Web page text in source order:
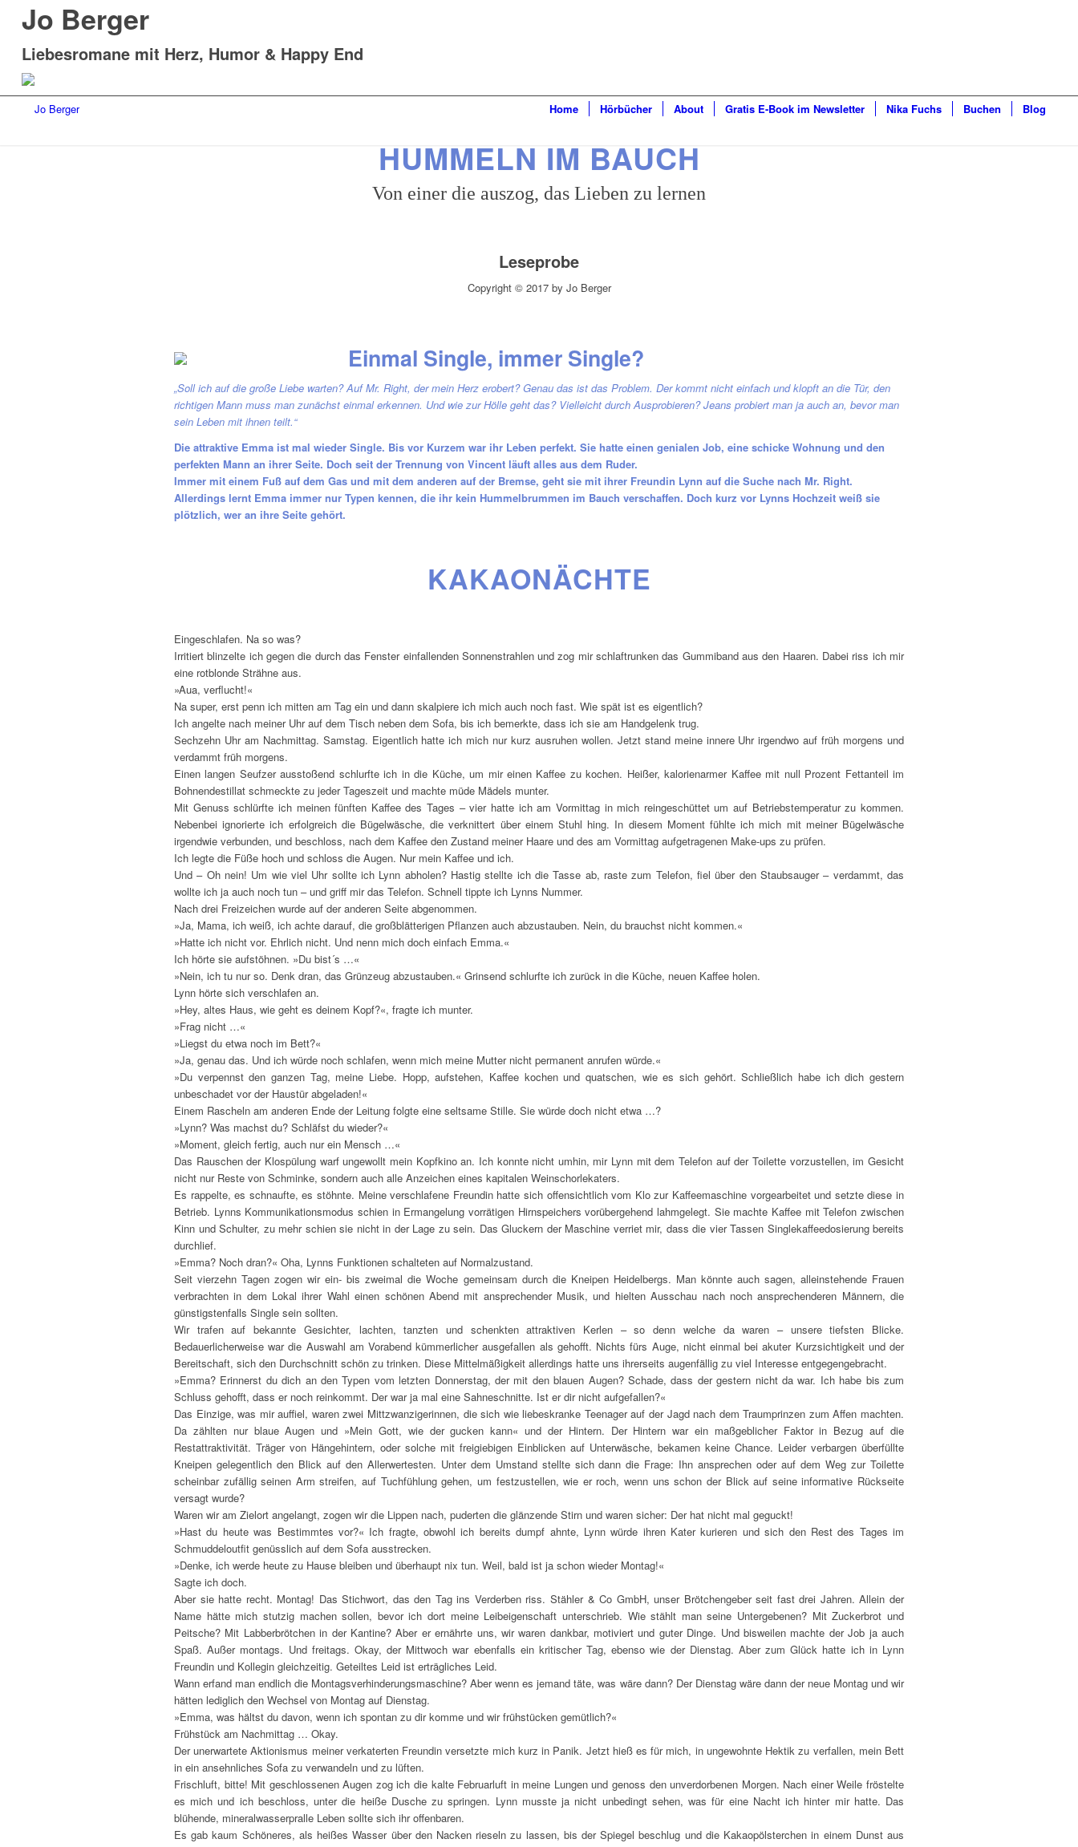
Jo Berger
Liebesromane mit Herz, Humor & Happy End
Home Hörbücher About Gratis E-Book im Newsletter Nika Fuchs Buchen Blog
HUMMELN IM BAUCH
Von einer die auszog, das Lieben zu lernen
Leseprobe
Copyright © 2017 by Jo Berger
Einmal Single, immer Single?
„Soll ich auf die große Liebe warten? Auf Mr. Right, der mein Herz erobert? Genau das ist das Problem. Der kommt nicht einfach und klopft an die Tür, den
richtigen Mann muss man zunächst einmal erkennen. Und wie zur Hölle geht das? Vielleicht durch Ausprobieren? Jeans probiert man ja auch an, bevor man
sein Leben mit ihnen teilt.“
Die attraktive Emma ist mal wieder Single. Bis vor Kurzem war ihr Leben perfekt. Sie hatte einen genialen Job, eine schicke Wohnung und den
perfekten Mann an ihrer Seite. Doch seit der Trennung von Vincent läuft alles aus dem Ruder.
Immer mit einem Fuß auf dem Gas und mit dem anderen auf der Bremse, geht sie mit ihrer Freundin Lynn auf die Suche nach Mr. Right.
Allerdings lernt Emma immer nur Typen kennen, die ihr kein Hummelbrummen im Bauch verschaffen. Doch kurz vor Lynns Hochzeit weiß sie
plötzlich, wer an ihre Seite gehört.
KAKAONÄCHTE
Eingeschlafen. Na so was?
Irritiert blinzelte ich gegen die durch das Fenster einfallenden Sonnenstrahlen und zog mir schlaftrunken das Gummiband aus den Haaren. Dabei riss ich mir
eine rotblonde Strähne aus.
»Aua, verflucht!«
Na super, erst penn ich mitten am Tag ein und dann skalpiere ich mich auch noch fast. Wie spät ist es eigentlich?
Ich angelte nach meiner Uhr auf dem Tisch neben dem Sofa, bis ich bemerkte, dass ich sie am Handgelenk trug.
Sechzehn Uhr am Nachmittag. Samstag. Eigentlich hatte ich mich nur kurz ausruhen wollen. Jetzt stand meine innere Uhr irgendwo auf früh morgens und
verdammt früh morgens.
Einen langen Seufzer ausstoßend schlurfte ich in die Küche, um mir einen Kaffee zu kochen. Heißer, kalorienarmer Kaffee mit null Prozent Fettanteil im
Bohnendestillat schmeckte zu jeder Tageszeit und machte müde Mädels munter.
Mit Genuss schlürfte ich meinen fünften Kaffee des Tages – vier hatte ich am Vormittag in mich reingeschüttet um auf Betriebstemperatur zu kommen.
Nebenbei ignorierte ich erfolgreich die Bügelwäsche, die verknittert über einem Stuhl hing. In diesem Moment fühlte ich mich mit meiner Bügelwäsche
irgendwie verbunden, und beschloss, nach dem Kaffee den Zustand meiner Haare und des am Vormittag aufgetragenen Make-ups zu prüfen.
Ich legte die Füße hoch und schloss die Augen. Nur mein Kaffee und ich.
Und – Oh nein! Um wie viel Uhr sollte ich Lynn abholen? Hastig stellte ich die Tasse ab, raste zum Telefon, fiel über den Staubsauger – verdammt, das
wollte ich ja auch noch tun – und griff mir das Telefon. Schnell tippte ich Lynns Nummer.
Nach drei Freizeichen wurde auf der anderen Seite abgenommen.
»Ja, Mama, ich weiß, ich achte darauf, die großblätterigen Pflanzen auch abzustauben. Nein, du brauchst nicht kommen.«
»Hatte ich nicht vor. Ehrlich nicht. Und nenn mich doch einfach Emma.«
Ich hörte sie aufstöhnen. »Du bist´s …«
»Nein, ich tu nur so. Denk dran, das Grünzeug abzustauben.« Grinsend schlurfte ich zurück in die Küche, neuen Kaffee holen.
Lynn hörte sich verschlafen an.
»Hey, altes Haus, wie geht es deinem Kopf?«, fragte ich munter.
»Frag nicht …«
»Liegst du etwa noch im Bett?«
»Ja, genau das. Und ich würde noch schlafen, wenn mich meine Mutter nicht permanent anrufen würde.«
»Du verpennst den ganzen Tag, meine Liebe. Hopp, aufstehen, Kaffee kochen und quatschen, wie es sich gehört. Schließlich habe ich dich gestern
unbeschadet vor der Haustür abgeladen!«
Einem Rascheln am anderen Ende der Leitung folgte eine seltsame Stille. Sie würde doch nicht etwa …?
»Lynn? Was machst du? Schläfst du wieder?«
»Moment, gleich fertig, auch nur ein Mensch …«
Das Rauschen der Klospülung warf ungewollt mein Kopfkino an. Ich konnte nicht umhin, mir Lynn mit dem Telefon auf der Toilette vorzustellen, im Gesicht
nicht nur Reste von Schminke, sondern auch alle Anzeichen eines kapitalen Weinschorlekaters.
Es rappelte, es schnaufte, es stöhnte. Meine verschlafene Freundin hatte sich offensichtlich vom Klo zur Kaffeemaschine vorgearbeitet und setzte diese in
Betrieb. Lynns Kommunikationsmodus schien in Ermangelung vorrätigen Hirnspeichers vorübergehend lahmgelegt. Sie machte Kaffee mit Telefon zwischen
Kinn und Schulter, zu mehr schien sie nicht in der Lage zu sein. Das Gluckern der Maschine verriet mir, dass die vier Tassen Singlekaffeedosierung bereits
durchlief.
»Emma? Noch dran?« Oha, Lynns Funktionen schalteten auf Normalzustand.
Seit vierzehn Tagen zogen wir ein- bis zweimal die Woche gemeinsam durch die Kneipen Heidelbergs. Man könnte auch sagen, alleinstehende Frauen
verbrachten in dem Lokal ihrer Wahl einen schönen Abend mit ansprechender Musik, und hielten Ausschau nach noch ansprechenderen Männern, die
günstigstenfalls Single sein sollten.
Wir trafen auf bekannte Gesichter, lachten, tanzten und schenkten attraktiven Kerlen – so denn welche da waren – unsere tiefsten Blicke.
Bedauerlicherweise war die Auswahl am Vorabend kümmerlicher ausgefallen als gehofft. Nichts fürs Auge, nicht einmal bei akuter Kurzsichtigkeit und der
Bereitschaft, sich den Durchschnitt schön zu trinken. Diese Mittelmäßigkeit allerdings hatte uns ihrerseits augenfällig zu viel Interesse entgegengebracht.
»Emma? Erinnerst du dich an den Typen vom letzten Donnerstag, der mit den blauen Augen? Schade, dass der gestern nicht da war. Ich habe bis zum
Schluss gehofft, dass er noch reinkommt. Der war ja mal eine Sahneschnitte. Ist er dir nicht aufgefallen?«
Das Einzige, was mir auffiel, waren zwei Mittzwanzigerinnen, die sich wie liebeskranke Teenager auf der Jagd nach dem Traumprinzen zum Affen machten.
Da zählten nur blaue Augen und »Mein Gott, wie der gucken kann« und der Hintern. Der Hintern war ein maßgeblicher Faktor in Bezug auf die
Restattraktivität. Träger von Hängehintern, oder solche mit freigiebigen Einblicken auf Unterwäsche, bekamen keine Chance. Leider verbargen überfüllte
Kneipen gelegentlich den Blick auf den Allerwertesten. Unter dem Umstand stellte sich dann die Frage: Ihn ansprechen oder auf dem Weg zur Toilette
scheinbar zufällig seinen Arm streifen, auf Tuchfühlung gehen, um festzustellen, wie er roch, wenn uns schon der Blick auf seine informative Rückseite
versagt wurde?
Waren wir am Zielort angelangt, zogen wir die Lippen nach, puderten die glänzende Stirn und waren sicher: Der hat nicht mal geguckt!
»Hast du heute was Bestimmtes vor?« Ich fragte, obwohl ich bereits dumpf ahnte, Lynn würde ihren Kater kurieren und sich den Rest des Tages im
Schmuddeloutfit genüsslich auf dem Sofa ausstrecken.
»Denke, ich werde heute zu Hause bleiben und überhaupt nix tun. Weil, bald ist ja schon wieder Montag!«
Sagte ich doch.
Aber sie hatte recht. Montag! Das Stichwort, das den Tag ins Verderben riss. Stähler & Co GmbH, unser Brötchengeber seit fast drei Jahren. Allein der
Name hätte mich stutzig machen sollen, bevor ich dort meine Leibeigenschaft unterschrieb. Wie stählt man seine Untergebenen? Mit Zuckerbrot und
Peitsche? Mit Labberbrötchen in der Kantine? Aber er ernährte uns, wir waren dankbar, motiviert und guter Dinge. Und bisweilen machte der Job ja auch
Spaß. Außer montags. Und freitags. Okay, der Mittwoch war ebenfalls ein kritischer Tag, ebenso wie der Dienstag. Aber zum Glück hatte ich in Lynn
Freundin und Kollegin gleichzeitig. Geteiltes Leid ist erträgliches Leid.
Wann erfand man endlich die Montagsverhinderungsmaschine? Aber wenn es jemand täte, was wäre dann? Der Dienstag wäre dann der neue Montag und wir
hätten lediglich den Wechsel von Montag auf Dienstag.
»Emma, was hältst du davon, wenn ich spontan zu dir komme und wir frühstücken gemütlich?«
Frühstück am Nachmittag … Okay.
Der unerwartete Aktionismus meiner verkaterten Freundin versetzte mich kurz in Panik. Jetzt hieß es für mich, in ungewohnte Hektik zu verfallen, mein Bett
in ein ansehnliches Sofa zu verwandeln und zu lüften.
Frischluft, bitte! Mit geschlossenen Augen zog ich die kalte Februarluft in meine Lungen und genoss den unverdorbenen Morgen. Nach einer Weile fröstelte
es mich und ich beschloss, unter die heiße Dusche zu springen. Lynn musste ja nicht unbedingt sehen, was für eine Nacht ich hinter mir hatte. Das
blühende, mineralwasserpralle Leben sollte sich ihr offenbaren.
Es gab kaum Schöneres, als heißes Wasser über den Nacken rieseln zu lassen, bis der Spiegel beschlug und die Kakaopölsterchen in einem Dunst aus